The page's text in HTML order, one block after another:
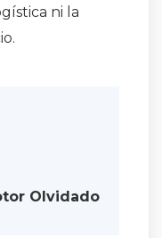
ni la
.
Olvidado